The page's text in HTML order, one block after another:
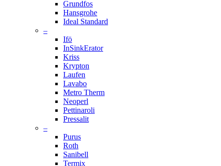
Grundfos
Hansgrohe
Ideal Standard
–
Ifö
InSinkErator
Kriss
Krypton
Laufen
Lavabo
Metro Therm
Neoperl
Pettinaroli
Pressalit
–
Purus
Roth
Sanibell
Termix